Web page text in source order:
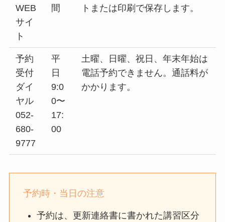
WEB
サイ
ト
間
トまたは印刷で保存します。
予約
受付
ダイ
ヤル
052-
680-
9777
平
日
9:0
0〜
17:
00
土曜、日曜、祝日、年末年始は
電話予約できません。通話料が
かかります。
予約時・当日の注意
予約は、更新連絡書に書かれた講習区分